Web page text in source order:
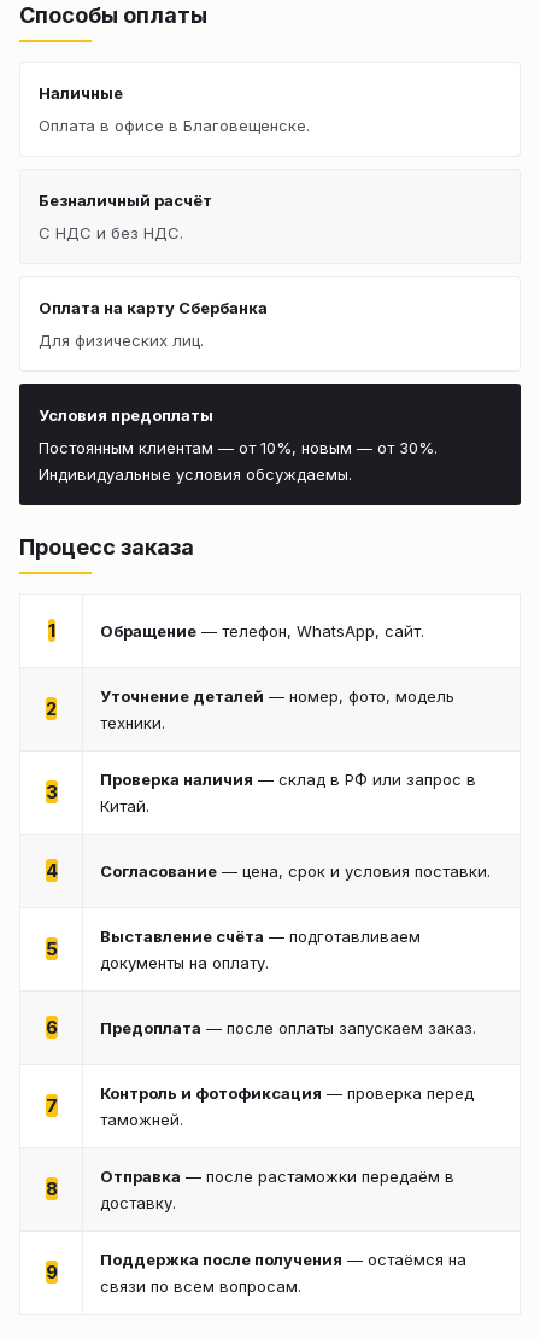
Способы оплаты
Наличные
Оплата в офисе в Благовещенске.
Безналичный расчёт
С НДС и без НДС.
Оплата на карту Сбербанка
Для физических лиц.
Условия предоплаты
Постоянным клиентам — от 10%, новым — от 30%.
Индивидуальные условия обсуждаемы.
Процесс заказа
1 Обращение — телефон, WhatsApp, сайт.
2
Уточнение деталей — номер, фото, модель
техники.
3
Проверка наличия — склад в РФ или запрос в
Китай.
4 Согласование — цена, срок и условия поставки.
5
Выставление счёта — подготавливаем
документы на оплату.
6 Предоплата — после оплаты запускаем заказ.
7
Контроль и фотофиксация — проверка перед
таможней.
8
Отправка — после растаможки передаём в
доставку.
9
Поддержка после получения — остаёмся на
связи по всем вопросам.